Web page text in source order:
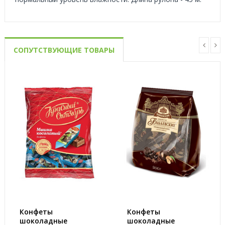
СОПУТСТВУЮЩИЕ ТОВАРЫ
Конфеты
шоколадные
Конфеты
шоколадные